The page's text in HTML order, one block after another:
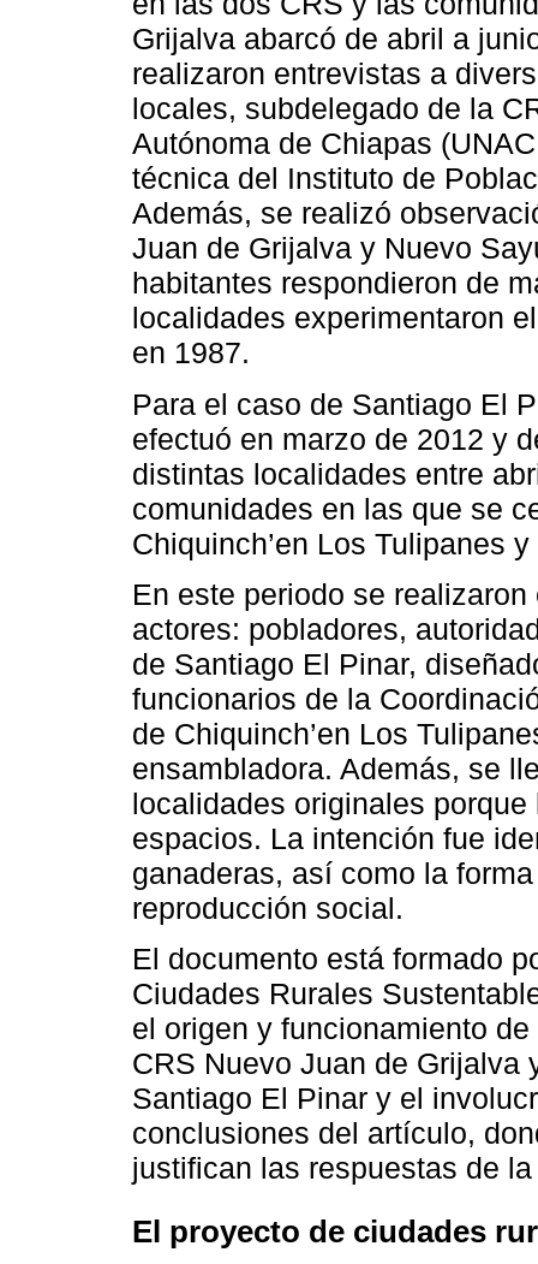
Grijalva abarcó de abril a
realizaron entrevistas a
locales, subdelegado de la
Autónoma de Chiapas
técnica del Instituto de
Además, se realizó
Juan de Grijalva y Nuevo
habitantes respondieron de
localidades experimentaron
en 1987.
Para el caso de Santiago El
efectuó en marzo de 2012 y
distintas localidades entre
comunidades en las que se
Chiquinch’en Los Tulipanes
En este periodo se
actores: pobladores,
de Santiago El Pinar,
funcionarios de la
de Chiquinch’en Los
ensambladora. Además, se
localidades originales
espacios. La intención fue
ganaderas, así como la
reproducción social.
El documento está formado
Ciudades Rurales
el origen y funcionamiento
CRS Nuevo Juan de
Santiago El Pinar y el
conclusiones del artículo,
justifican las respuestas de
El proyecto de ciudades